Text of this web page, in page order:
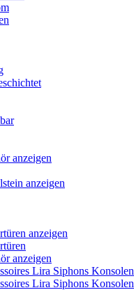
anzeigen
anzeigen
anzeigen
anzeigen
Lira Siphons Konsolen
Lira Siphons Konsolen